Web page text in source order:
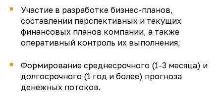
Участие в разработке бизнес-планов,
составлении перспективных и текущих
финансовых планов компании, а также
оперативный контроль их выполнения;
Формирование среднесрочного (1-3 месяца) и
долгосрочного (1 год и более) прогноза
денежных потоков.